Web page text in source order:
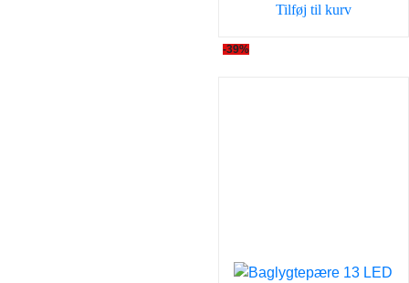
Tilføj til kurv
-39%